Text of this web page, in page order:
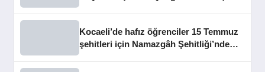
Kocaeli’de hafız öğrenciler 15 Temmuz
şehitleri için Namazgâh Şehitliği’nde